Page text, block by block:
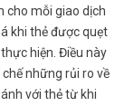
cho mỗi giao dịch
khi thẻ được quẹt
hiện. Điều này
những rủi ro về
với thẻ từ khi